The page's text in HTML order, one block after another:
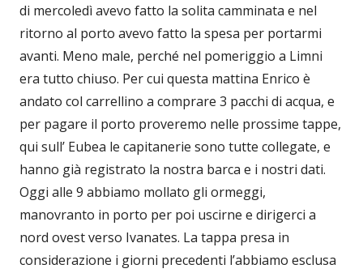
di mercoledì avevo fatto la solita camminata e nel
ritorno al porto avevo fatto la spesa per portarmi
avanti. Meno male, perché nel pomeriggio a Limni
era tutto chiuso. Per cui questa mattina Enrico è
andato col carrellino a comprare 3 pacchi di acqua, e
per pagare il porto proveremo nelle prossime tappe,
qui sull’ Eubea le capitanerie sono tutte collegate, e
hanno già registrato la nostra barca e i nostri dati.
Oggi alle 9 abbiamo mollato gli ormeggi,
manovranto in porto per poi uscirne e dirigerci a
nord ovest verso Ivanates. La tappa presa in
considerazione i giorni precedenti l’abbiamo esclusa